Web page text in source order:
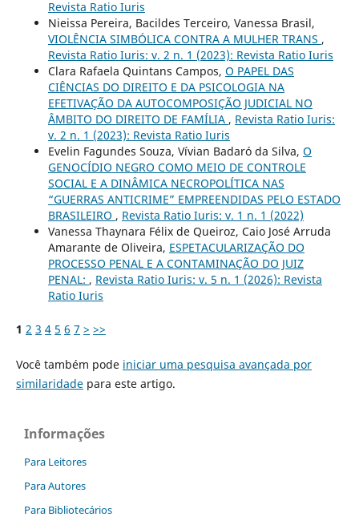
Revista Ratio Iuris
Nieissa Pereira, Bacildes Terceiro, Vanessa Brasil,
VIOLÊNCIA SIMBÓLICA CONTRA A MULHER TRANS ,
Revista Ratio Iuris: v. 2 n. 1 (2023): Revista Ratio Iuris
Clara Rafaela Quintans Campos, O PAPEL DAS
CIÊNCIAS DO DIREITO E DA PSICOLOGIA NA
EFETIVAÇÃO DA AUTOCOMPOSIÇÃO JUDICIAL NO
ÂMBITO DO DIREITO DE FAMÍLIA , Revista Ratio Iuris:
v. 2 n. 1 (2023): Revista Ratio Iuris
Evelin Fagundes Souza, Vívian Badaró da Silva, O
GENOCÍDIO NEGRO COMO MEIO DE CONTROLE
SOCIAL E A DINÂMICA NECROPOLÍTICA NAS
“GUERRAS ANTICRIME” EMPREENDIDAS PELO ESTADO
BRASILEIRO , Revista Ratio Iuris: v. 1 n. 1 (2022)
Vanessa Thaynara Félix de Queiroz, Caio José Arruda
Amarante de Oliveira, ESPETACULARIZAÇÃO DO
PROCESSO PENAL E A CONTAMINAÇÃO DO JUIZ
PENAL: , Revista Ratio Iuris: v. 5 n. 1 (2026): Revista
Ratio Iuris
1 2 3 4 5 6 7 > >>
Você também pode iniciar uma pesquisa avançada por
similaridadepara este artigo.
Informações
Para Leitores
Para Autores
Para Bibliotecários